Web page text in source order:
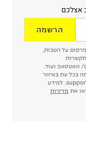
אצלכם
הרשמה
על הטבות,
וואטסאפ ועוד.
בכל עת באיזור
האישי או בפנייה לsupport@terminalx.com. למידע
את מדיניות